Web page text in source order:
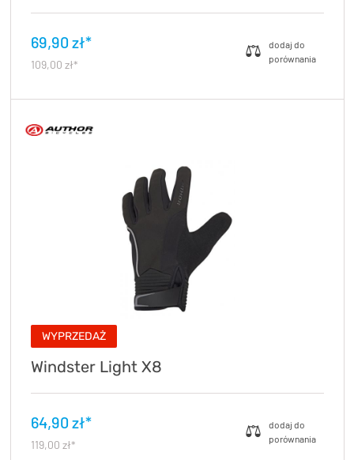
69,90 zł*
109,00 zł*
WYPRZEDAŻ
Windster Light X8
64,90 zł*
119,00 zł*